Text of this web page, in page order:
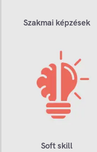
Szakmai képzések
Soft skill